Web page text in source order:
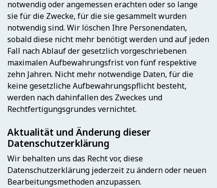
notwendig oder angemessen erachten oder so lange
sie für die Zwecke, für die sie gesammelt wurden
notwendig sind. Wir löschen Ihre Personendaten,
sobald diese nicht mehr benötigt werden und auf jeden
Fall nach Ablauf der gesetzlich vorgeschriebenen
maximalen Aufbewahrungsfrist von fünf respektive
zehn Jahren. Nicht mehr notwendige Daten, für die
keine gesetzliche Aufbewahrungspflicht besteht,
werden nach dahinfallen des Zweckes und
Rechtfertigungsgrundes vernichtet.
Aktualität und Änderung dieser
Datenschutzerklärung
Wir behalten uns das Recht vor, diese
Datenschutzerklärung jederzeit zu ändern oder neuen
Bearbeitungsmethoden anzupassen.